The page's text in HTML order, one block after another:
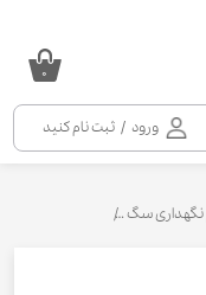
ورود / ثبت نام کنید
۰
نگهداری سگ